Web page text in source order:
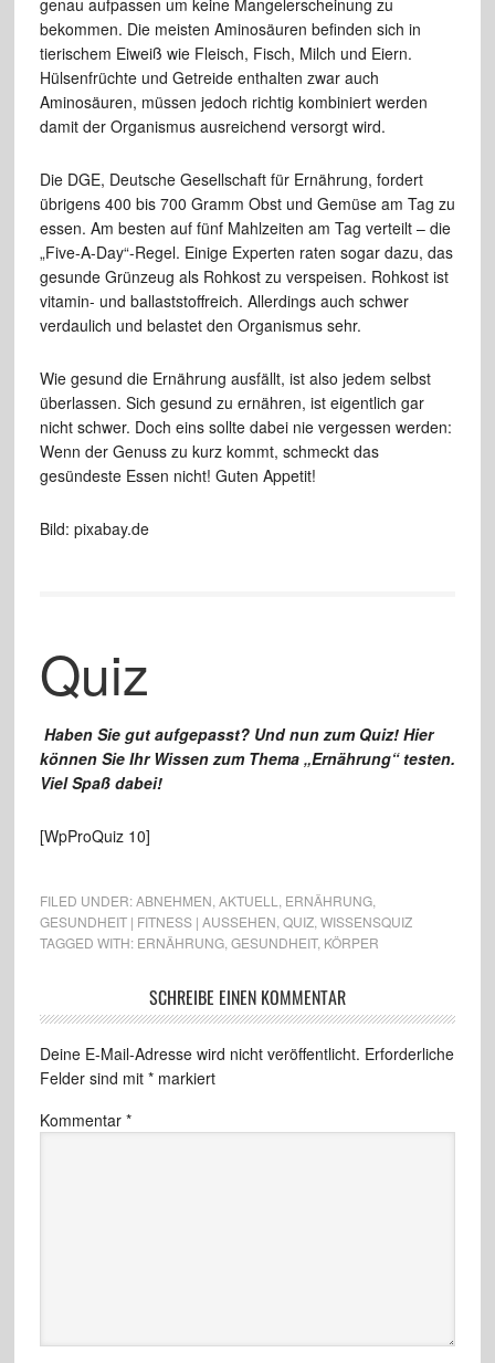
bekommen. Die meisten Aminosäuren befinden sich in
tierischem Eiweiß wie Fleisch, Fisch, Milch und Eiern.
Hülsenfrüchte und Getreide enthalten zwar auch
Aminosäuren, müssen jedoch richtig kombiniert werden
damit der Organismus ausreichend versorgt wird.
Die DGE, Deutsche Gesellschaft für Ernährung, fordert
übrigens 400 bis 700 Gramm Obst und Gemüse am Tag zu
essen. Am besten auf fünf Mahlzeiten am Tag verteilt – die
„Five-A-Day“-Regel. Einige Experten raten sogar dazu, das
gesunde Grünzeug als Rohkost zu verspeisen. Rohkost ist
vitamin- und ballaststoffreich. Allerdings auch schwer
verdaulich und belastet den Organismus sehr.
Wie gesund die Ernährung ausfällt, ist also jedem selbst
überlassen. Sich gesund zu ernähren, ist eigentlich gar
nicht schwer. Doch eins sollte dabei nie vergessen werden:
Wenn der Genuss zu kurz kommt, schmeckt das
gesündeste Essen nicht! Guten Appetit!
Bild: pixabay.de
Quiz
Haben Sie gut aufgepasst? Und nun zum Quiz! Hier
können Sie Ihr Wissen zum Thema „Ernährung“ testen.
Viel Spaß dabei!
[WpProQuiz 10]
FILED UNDER:ABNEHMEN AKTUELL ERNÄHRUNG,
GESUNDHEIT | FITNESS | AUSSEHEN QUIZ, WISSENSQUIZ
TAGGED WITH: ERNÄHRUNG, GESUNDHEIT, KÖRPER
SCHREIBE EINEN KOMMENTAR
Deine E-Mail-Adresse wird nicht veröffentlicht. Erforderliche
Felder sind mit *markiert
Kommentar *